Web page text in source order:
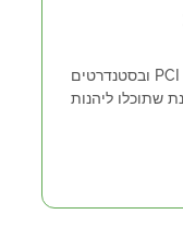
האתר מאובטח בטכנולוגיית SSL בתקן PCI ובסטנדרטים
שתוכלו ליהנות